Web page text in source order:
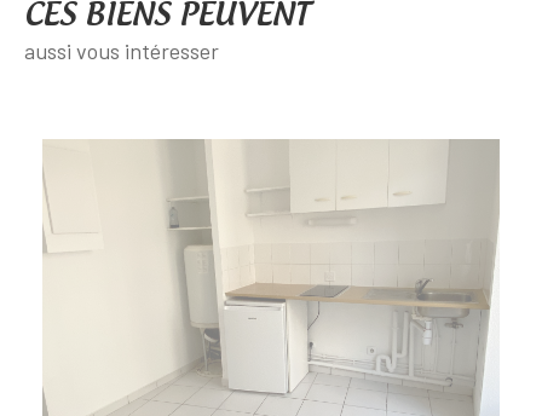
CES BIENS PEUVENT
aussi vous intéresser